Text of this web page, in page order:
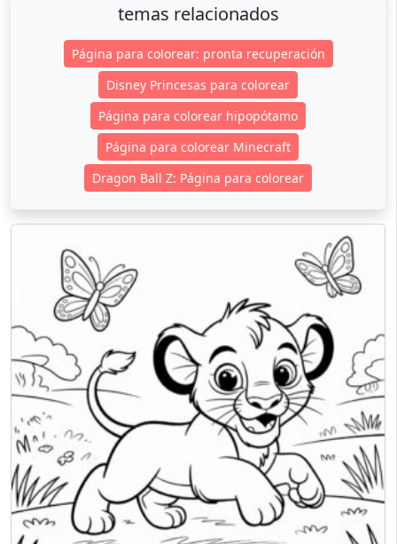
temas relacionados
Página para colorear: pronta recuperación
Disney Princesas para colorear
Página para colorear hipopótamo
Página para colorear Minecraft
Dragon Ball Z: Página para colorear